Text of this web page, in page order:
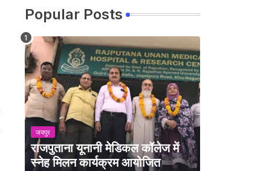
Popular Posts
जयपुर
राजपुताना यूनानी मेडिकल कॉलेज में
स्नेह मिलन कार्यक्रम आयोजित